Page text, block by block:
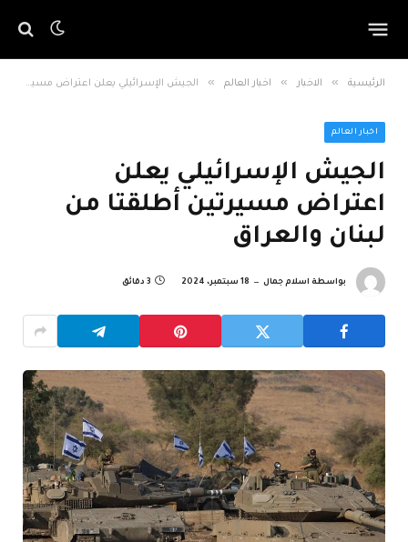
الرئيسية » الاخبار » اخبار العالم » الجيش الإسرائيلي يعلن اعتراض مسيرتين أطلقتا من لبنان والعراق
اخبار العالم
الجيش الإسرائيلي يعلن
اعتراض مسيرتين أطلقتا من
لبنان والعراق
بواسطة اسلام جمال 18 سبتمبر، 2024 3 دقائق